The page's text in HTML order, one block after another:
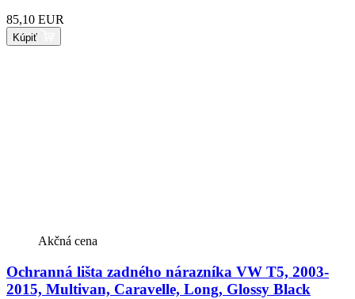
85,10 EUR
Kúpiť
Akčná cena
Ochranná lišta zadného nárazníka VW T5, 2003-
2015, Multivan, Caravelle, Long, Glossy Black